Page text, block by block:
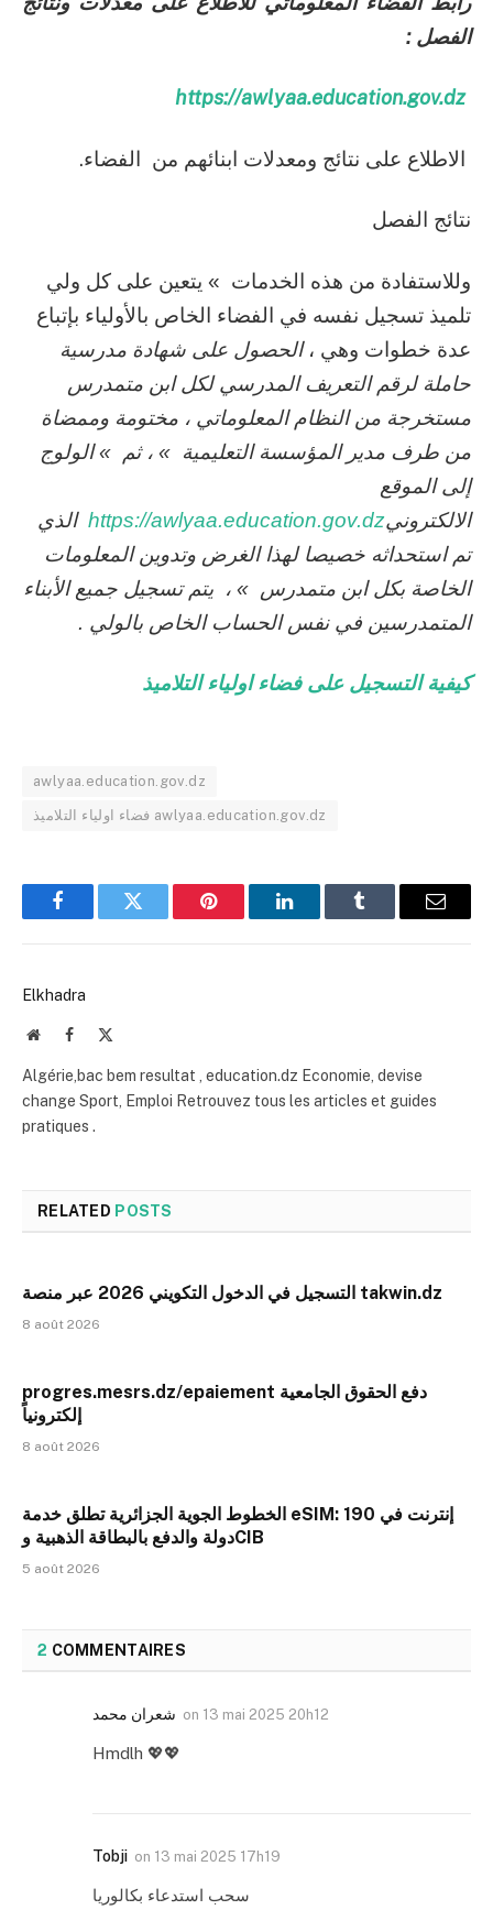
الفصل :
https://awlyaa.education.gov.dz
الاطلاع على نتائج ومعدلات ابنائهم من الفضاء.
نتائج الفصل
وللاستفادة من هذه الخدمات » يتعين على كل ولي
تلميذ تسجيل نفسه في الفضاء الخاص بالأولياء بإتباع
عدة خطوات وهي ،الحصول على شهادة مدرسية
حاملة لرقم التعريف المدرسي لكل ابن متمدرس
مستخرجة من النظام المعلوماتي ، مختومة وممضاة
من طرف مدير المؤسسة التعليمية » ، ثم » الولوج
إلى الموقع
الالكترونيhttps://awlyaa.education.gov.dz الذي
تم استحداثه خصيصا لهذا الغرض وتدوين المعلومات
الخاصة بكل ابن متمدرس » ، يتم تسجيل جميع الأبناء
المتمدرسين في نفس الحساب الخاص بالولي .
كيفية التسجيل على فضاء اولياء التلاميذ
awlyaa.education.gov.dz
فضاء اولياء التلاميذ awlyaa.education.gov.dz
FacebookTwitter Pinterest LinkedInTumblr Email
Elkhadra
WebsiteFacebook
Algérie,bac bem resultat , education.dz Economie, devise
change Sport, Emploi Retrouvez tous les articles et guides
pratiques .
RELATED POSTS
التسجيل في الدخول التكويني 2026 عبر منصة takwin.dz
8 août 2026
progres.mesrs.dz/epaiement دفع الحقوق الجامعية
إلكترونياً
8 août 2026
الخطوط الجوية الجزائرية تطلق خدمة eSIM: إنترنت في 190
دولة والدفع بالبطاقة الذهبية وCIB
5 août 2026
2 COMMENTAIRES
شعران محمد on 13 mai 2025 20h12
Hmdlh 💖💖
Tobji on 13 mai 2025 17h19
سحب استدعاء بكالوريا